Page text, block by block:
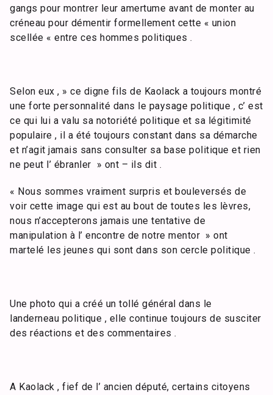
gangs pour montrer leur amertume avant de monter au
créneau pour démentir formellement cette « union
scellée « entre ces hommes politiques .
Selon eux , » ce digne fils de Kaolack a toujours montré
une forte personnalité dans le paysage politique , c’ est
ce qui lui a valu sa notoriété politique et sa légitimité
populaire , il a été toujours constant dans sa démarche
et n’agit jamais sans consulter sa base politique et rien
ne peut l’ ébranler » ont – ils dit .
« Nous sommes vraiment surpris et bouleversés de
voir cette image qui est au bout de toutes les lèvres,
nous n’accepterons jamais une tentative de
manipulation à l’ encontre de notre mentor » ont
martelé les jeunes qui sont dans son cercle politique .
Une photo qui a créé un tollé général dans le
landerneau politique , elle continue toujours de susciter
des réactions et des commentaires .
A Kaolack , fief de l’ ancien député, certains citoyens